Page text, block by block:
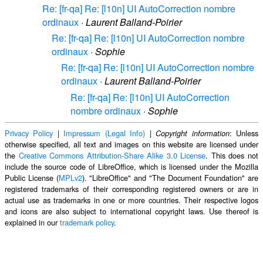
Re: [fr-qa] Re: [l10n] UI AutoCorrection nombre
ordinaux · Laurent Balland-Poirier
Re: [fr-qa] Re: [l10n] UI AutoCorrection nombre
ordinaux · Sophie
Re: [fr-qa] Re: [l10n] UI AutoCorrection nombre
ordinaux · Laurent Balland-Poirier
Re: [fr-qa] Re: [l10n] UI AutoCorrection
nombre ordinaux · Sophie
Privacy Policy | Impressum (Legal Info) |Copyright information: Unless
otherwise specified, all text and images on this website are licensed under
the Creative Commons Attribution-Share Alike 3.0 License. This does not
include the source code of LibreOffice, which is licensed under the Mozilla
Public License (MPLv2). "LibreOffice" and "The Document Foundation" are
registered trademarks of their corresponding registered owners or are in
actual use as trademarks in one or more countries. Their respective logos
and icons are also subject to international copyright laws. Use thereof is
explained in ourtrademark policy.